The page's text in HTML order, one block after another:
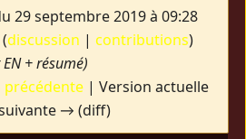
29 septembre 2019 à 09:28
(discussion | contributions)
+ résumé)
| Version actuelle
→ (diff)